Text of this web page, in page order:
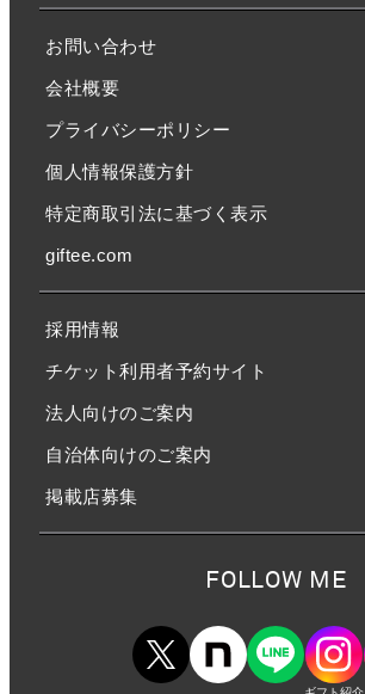
お問い合わせ
会社概要
プライバシーポリシー
個人情報保護方針
特定商取引法に基づく表示
giftee.com
採用情報
チケット利用者予約サイト
法人向けのご案内
自治体向けのご案内
掲載店募集
FOLLOW ME